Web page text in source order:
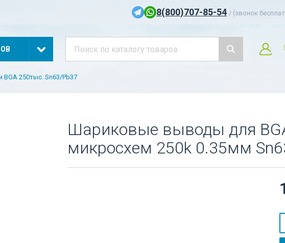
8(800)707-85-54 / (звонок
BGA 250тыс. Sn63/Pb37
Шариковые выводы для
микросхем 250k 0.35мм